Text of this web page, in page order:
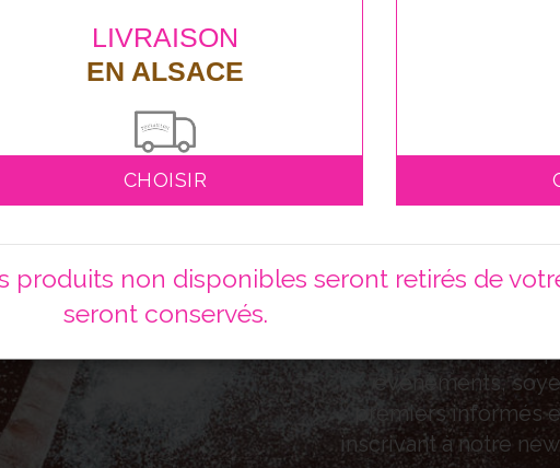
Abonnez-
à notre
!
Nouveautés, bons
événements,
premiers informés
inscrivant à notre
LIVRAISON
EN ALSACE
CHOISIR
produits non disponibles seront retirés de
seront conservés.